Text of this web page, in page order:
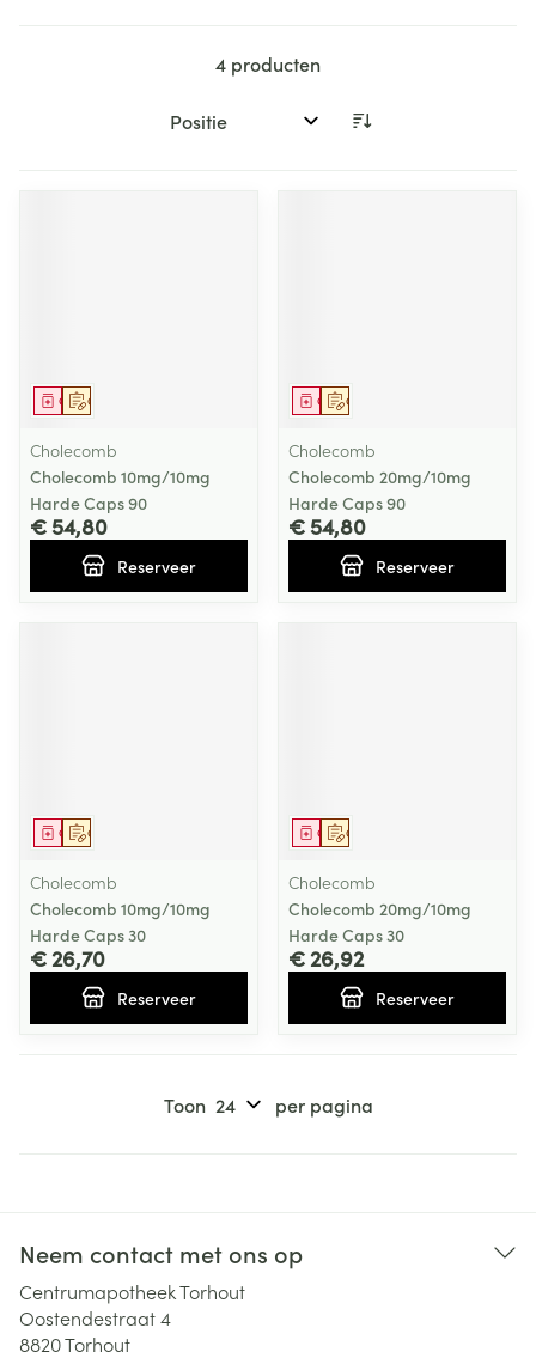
4 producten
Sorteer op:
Op voorschrift
Geneesmiddel
Cholecomb
Cholecomb 10mg/10mg
Harde Caps 90
€ 54,80
Reserveer
Op voorschrift
Geneesmiddel
Cholecomb
Cholecomb 20mg/10mg
Harde Caps 90
€ 54,80
Reserveer
Op voorschrift
Geneesmiddel
Cholecomb
Cholecomb 10mg/10mg
Harde Caps 30
€ 26,70
Reserveer
Op voorschrift
Geneesmiddel
Cholecomb
Cholecomb 20mg/10mg
Harde Caps 30
€ 26,92
Reserveer
Toon per pagina
Neem contact met ons op
Centrumapotheek Torhout
Oostendestraat 4
8820Torhout